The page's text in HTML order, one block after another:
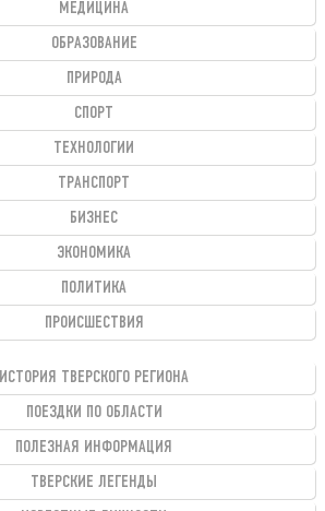
МЕДИЦИНА
ОБРАЗОВАНИЕ
ПРИРОДА
СПОРТ
ТЕХНОЛОГИИ
ТРАНСПОРТ
БИЗНЕС
ЭКОНОМИКА
ПОЛИТИКА
ПРОИСШЕСТВИЯ
ИСТОРИЯ ТВЕРСКОГО РЕГИОНА
ПОЕЗДКИ ПО ОБЛАСТИ
ПОЛЕЗНАЯ ИНФОРМАЦИЯ
ТВЕРСКИЕ ЛЕГЕНДЫ